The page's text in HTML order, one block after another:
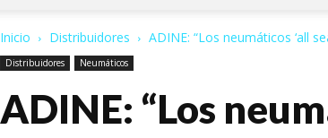
Inicio Distribuidores ADINE: “Los neumáticos ‘all
Distribuidores Neumáticos
ADINE: “Los